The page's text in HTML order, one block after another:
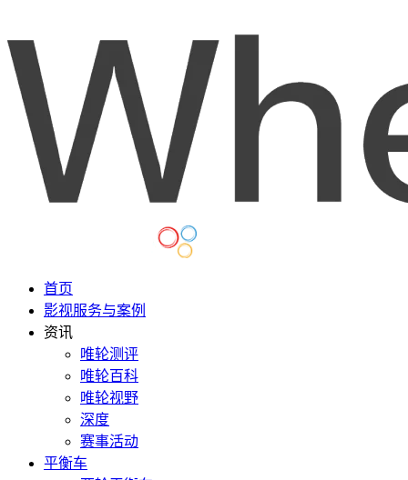
首页
影视服务与案例
资讯
唯轮测评
唯轮百科
唯轮视野
深度
赛事活动
平衡车